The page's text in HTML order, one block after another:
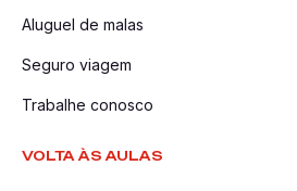
Aluguel de malas
Seguro viagem
Trabalhe conosco
VOLTA ÀS AULAS